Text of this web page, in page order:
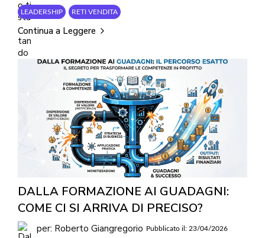
LEADERSHIP RETI VENDITA
Continua a Leggere
DALLA FORMAZIONE AI GUADAGNI:
COME CI SI ARRIVA DI PRECISO?
per: Roberto Giangregorio Pubblicato il: 23/04/2026